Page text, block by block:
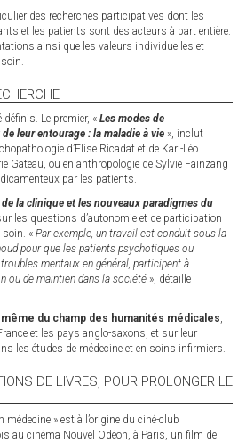
des recherches participatives dont les
et les patients sont des acteurs à part entière.
ainsi que les valeurs individuelles et
définis. Le premier, « Les modes de
leur entourage : la maladie à vie », inclut
d’Elise Ricadat et de Karl-Léo
Gateau, ou en anthropologie de Sylvie Fainzang
par les patients.
la clinique et les nouveaux paradigmes du
les questions d’autonomie et de participation
« Par exemple, un travail est conduit sous la
pour que les patients psychotiques ou
mentaux en général, participent à
ou de maintien dans la société », détaille
du champ des humanités médicales,
et les pays anglo-saxons, et sur leur
les études de médecine et en soins infirmiers.
DE LIVRES, POUR PROLONGER LE
médecine » est à l’origine du ciné-club
au cinéma Nouvel Odéon, à Paris, un film de